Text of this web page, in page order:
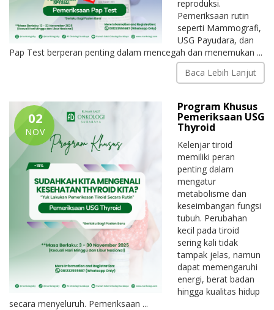
reproduksi.
Pemeriksaan rutin
seperti Mammografi,
USG Payudara, dan
Pap Test berperan penting dalam mencegah dan menemukan ...
Baca Lebih Lanjut
02
NOV
Program Khusus
Pemeriksaan USG
Thyroid
Kelenjar tiroid
memiliki peran
penting dalam
mengatur
metabolisme dan
keseimbangan fungsi
tubuh. Perubahan
kecil pada tiroid
sering kali tidak
tampak jelas, namun
dapat memengaruhi
energi, berat badan
hingga kualitas hidup
secara menyeluruh. Pemeriksaan ...